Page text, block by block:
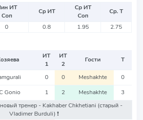
ИТ
Соп
Ср ИТ
Ср ИТ
Соп
Ср. Т
0 0.8 1.95 2.75
ИТ
1
ИТ
2
Гости Т
0 0 Meshakhte 0
Gonio 1 2 Meshakhte
3
тренер - Kakhaber Chkhetiani (старый -
Vladimer Burduli) ❗️